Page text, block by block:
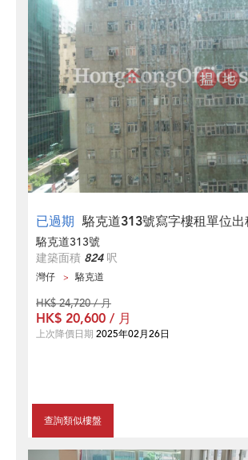
已過期 駱克道313號寫字樓租單位出
駱克道313號
建築面積 824呎
灣仔 駱克道
查詢類似樓盤
HK$ 24,720 / 月
HK$ 20,600 / 月
上次降價日期 2025年02月26日